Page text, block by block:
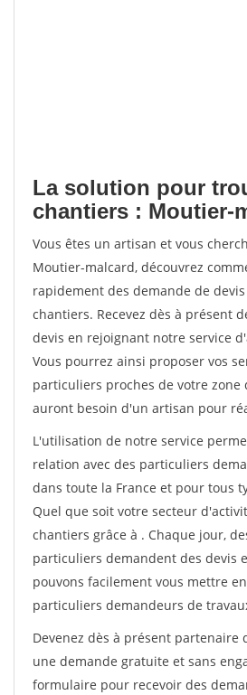
La solution pour
chantiers : Moutier-
Vous êtes un artisan et vous
Moutier-malcard, découvrez
rapidement des demande de
chantiers. Recevez dès à présent
devis en rejoignant notre service
Vous pourrez ainsi proposer vos
particuliers proches de votre zone
auront besoin d'un artisan pour
L'utilisation de notre service
relation avec des particuliers
dans toute la France et pour tous
Quel que soit votre secteur
chantiers grâce à . Chaque jour,
particuliers demandent des devis
pouvons facilement vous mettre
particuliers demandeurs de
Devenez dès à présent partenaire
une demande gratuite et sans
formulaire pour recevoir des